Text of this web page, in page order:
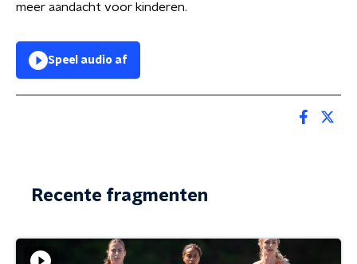
meer aandacht voor kinderen.
Speel audio af
Recente fragmenten